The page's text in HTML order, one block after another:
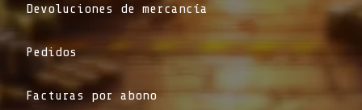
Devoluciones de mercancía
Pedidos
Facturas por abono